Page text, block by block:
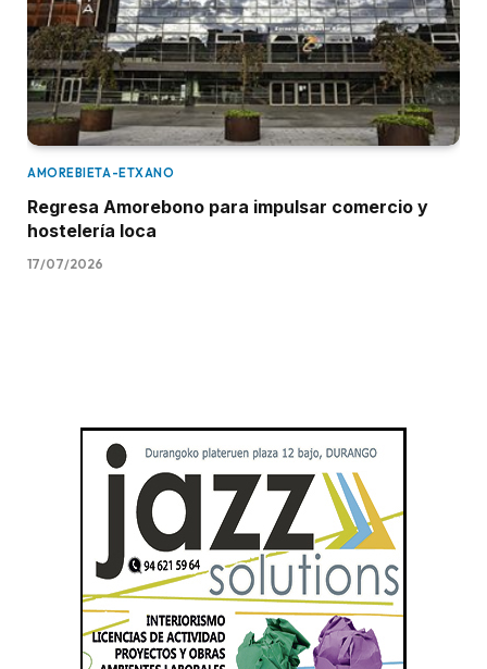
AMOREBIETA-ETXANO
Regresa Amorebono para impulsar comercio y
hostelería loca
17/07/2026